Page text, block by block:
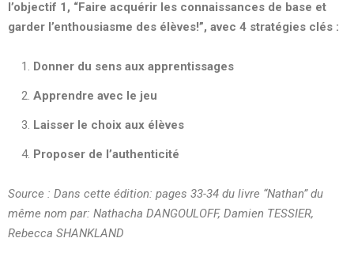
l’objectif 1, “Faire acquérir les connaissances de base et
garder l’enthousiasme des élèves!”, avec 4 stratégies clés :
Donner du sens aux apprentissages
Apprendre avec le jeu
Laisser le choix aux élèves
Proposer de l’authenticité
Source : Dans cette édition: pages 33-34 du livre “Nathan” du
même nom par: Nathacha DANGOULOFF, Damien TESSIER,
Rebecca SHANKLAND